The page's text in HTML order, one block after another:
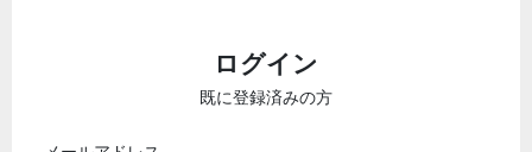
ログイン
既に登録済みの方